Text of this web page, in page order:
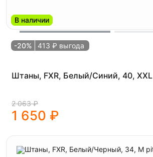
В наличии
-20% 413 ₽ выгода
Штаны, FXR, Белый/Синий, 40, XXL
2 063 ₽
1 650 ₽